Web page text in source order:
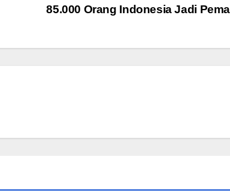
85.000 Orang Indonesia Jadi